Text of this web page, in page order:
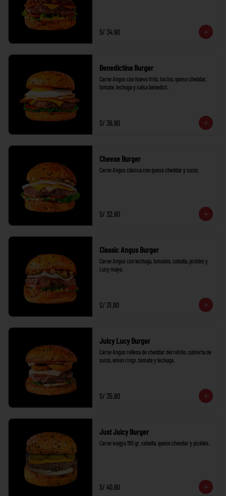
S/ 34.90
Benedictina Burger
Carne Angus con huevo frito, tocino, queso cheddar,
tomate, lechuga y salsa benedict.
S/ 36.90
Cheese Burger
Carne Angus clásica con queso cheddar y suizo.
S/ 32.90
Classic Angus Burger
Carne Angus con lechuga, tomates, cebolla, pickles y
Lucy mayo.
S/ 31.90
Juicy Lucy Burger
Carne Angus rellena de cheddar derretido, cubierta de
suizo, onion rings, tomate y lechuga.
S/ 35.90
Just Juicy Burger
Carne wagyu 195 gr, cebolla, queso cheedar y pickles.
S/ 40.90